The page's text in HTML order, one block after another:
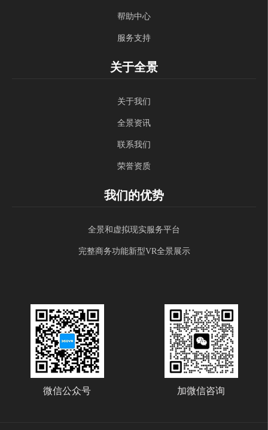
帮助中心
服务支持
关于全景
关于我们
全景资讯
联系我们
荣誉资质
我们的优势
全景和虚拟现实服务平台
完整商务功能新型VR全景展示
微信公众号 加微信咨询